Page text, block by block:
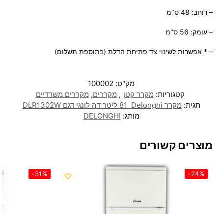
– רוחב: 48 ס"מ
– עומק: 56 ס"מ
– * אפשרות לשינוי צד פתיחת הדלת (בתוספת תשלום)
מק"ט: 100002
קטגוריות: מקרר קטן , מקררים, מקררים משרדיים
תגית: מקרר Delonghi ‏81 ‏ליטר דה לונגי דגם DLR1302W
מותג: DELONGHI
מוצרים קשורים
-24%
-31%